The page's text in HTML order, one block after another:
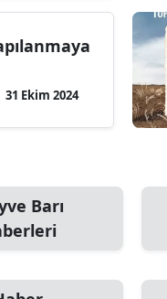
31 Ekim 2024
Barı